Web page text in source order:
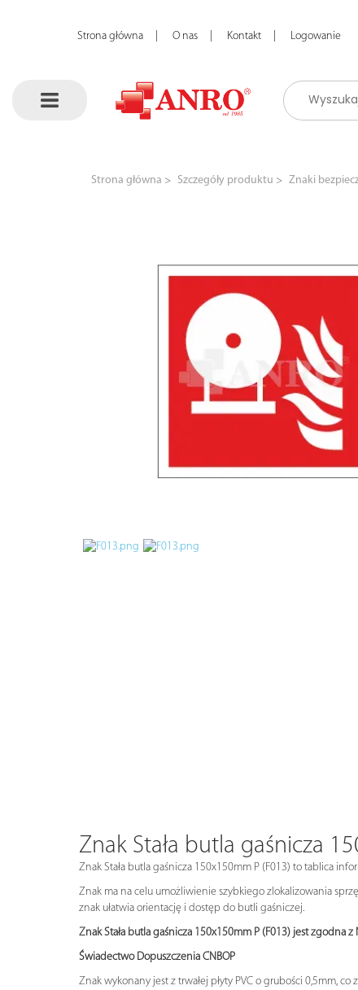
Strona główna O nas Kontakt Logowanie
Strona główna Szczegóły produktu Znaki
Znak Stała butla gaśnicza
Znak Stała butla gaśnicza 150x150mm P (F013) to tablica
Znak ma na celu umożliwienie szybkiego zlokalizowania
znak ułatwia orientację i dostęp do butli gaśniczej.
Znak Stała butla gaśnicza 150x150mm P (F013) jest zgodna z
Świadectwo Dopuszczenia CNBOP
Znak wykonany jest z trwałej płyty PVC o grubości 0,5mm,